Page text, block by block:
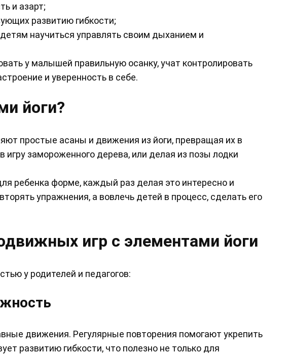
и азарт;
развитию гибкости;
научиться управлять своим дыханием и
у малышей правильную осанку, учат контролировать
и уверенность в себе.
йоги?
простые асаны и движения из йоги, превращая их в
замороженного дерева, или делая из позы лодки
ребенка форме, каждый раз делая это интересно и
упражнения, а вовлечь детей в процесс, сделать его
игр с элементами йоги
у родителей и педагогов:
движения. Регулярные повторения помогают укрепить
развитию гибкости, что полезно не только для